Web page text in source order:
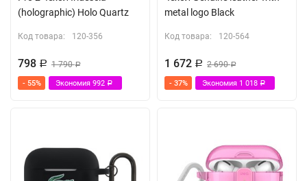
(holographic) Holo Quartz
Код товара: 120-356
798 Р 1 790Р
- 55% Экономия 992 Р
metal logo Black
Код товара: 120-564
1 672 Р 2 690Р
- 37% Экономия 1 018 Р